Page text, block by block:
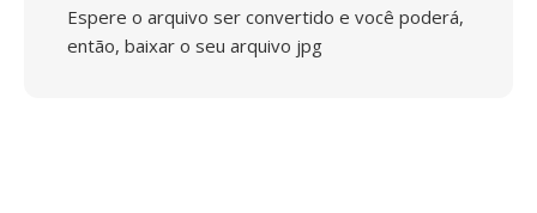
Espere o arquivo ser convertido e você poderá,
então, baixar o seu arquivo jpg